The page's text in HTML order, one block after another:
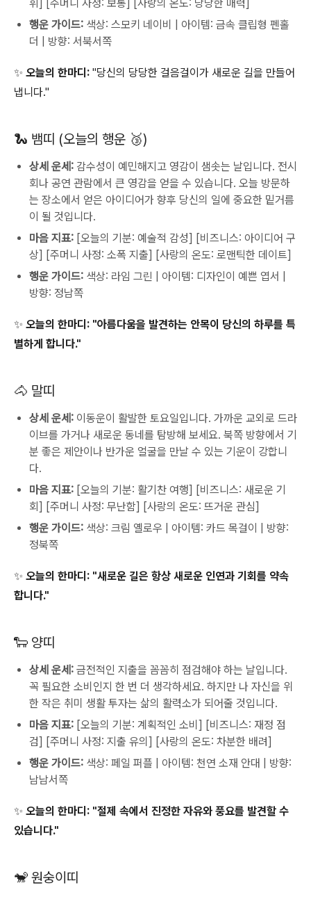
휘] [주머니 사정: 보통] [사랑의 온도: 당당한 매력]
행운 가이드: 색상: 스모키 네이비 | 아이템: 금속 클립형 펜홀
더 | 방향: 서북서쪽
✨ 오늘의 한마디: "당신의 당당한 걸음걸이가 새로운 길을 만들어
냅니다."
🐍 뱀띠 (오늘의 행운 🥉)
상세 운세: 감수성이 예민해지고 영감이 샘솟는 날입니다. 전시
회나 공연 관람에서 큰 영감을 얻을 수 있습니다. 오늘 방문하
는 장소에서 얻은 아이디어가 향후 당신의 일에 중요한 밑거름
이 될 것입니다.
마음 지표: [오늘의 기분: 예술적 감성] [비즈니스: 아이디어 구
상] [주머니 사정: 소폭 지출] [사랑의 온도: 로맨틱한 데이트]
행운 가이드: 색상: 라임 그린 | 아이템: 디자인이 예쁜 엽서 |
방향: 정남쪽
✨ 오늘의 한마디: "아름다움을 발견하는 안목이 당신의 하루를 특
별하게 합니다."
🐴 말띠
상세 운세: 이동운이 활발한 토요일입니다. 가까운 교외로 드라
이브를 가거나 새로운 동네를 탐방해 보세요. 북쪽 방향에서 기
분 좋은 제안이나 반가운 얼굴을 만날 수 있는 기운이 강합니
다.
마음 지표: [오늘의 기분: 활기찬 여행] [비즈니스: 새로운 기
회] [주머니 사정: 무난함] [사랑의 온도: 뜨거운 관심]
행운 가이드: 색상: 크림 옐로우 | 아이템: 카드 목걸이 | 방향:
정북쪽
✨ 오늘의 한마디: "새로운 길은 항상 새로운 인연과 기회를 약속
합니다."
🐑 양띠
상세 운세: 금전적인 지출을 꼼꼼히 점검해야 하는 날입니다.
꼭 필요한 소비인지 한 번 더 생각하세요. 하지만 나 자신을 위
한 작은 취미 생활 투자는 삶의 활력소가 되어줄 것입니다.
마음 지표: [오늘의 기분: 계획적인 소비] [비즈니스: 재정 점
검] [주머니 사정: 지출 유의] [사랑의 온도: 차분한 배려]
행운 가이드: 색상: 페일 퍼플 | 아이템: 천연 소재 안대 | 방향:
남남서쪽
✨ 오늘의 한마디: "절제 속에서 진정한 자유와 풍요를 발견할 수
있습니다."
🐒 원숭이띠